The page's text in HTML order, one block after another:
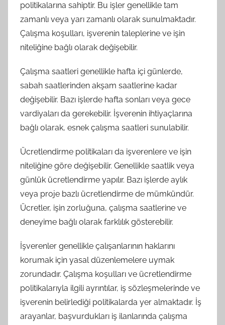
politikalarına sahiptir. Bu işler genellikle tam
zamanlı veya yarı zamanlı olarak sunulmaktadır.
Çalışma koşulları, işverenin taleplerine ve işin
niteliğine bağlı olarak değişebilir.
Çalışma saatleri genellikle hafta içi günlerde,
sabah saatlerinden akşam saatlerine kadar
değişebilir. Bazı işlerde hafta sonları veya gece
vardiyaları da gerekebilir. İşverenin ihtiyaçlarına
bağlı olarak, esnek çalışma saatleri sunulabilir.
Ücretlendirme politikaları da işverenlere ve işin
niteliğine göre değişebilir. Genellikle saatlik veya
günlük ücretlendirme yapılır. Bazı işlerde aylık
veya proje bazlı ücretlendirme de mümkündür.
Ücretler, işin zorluğuna, çalışma saatlerine ve
deneyime bağlı olarak farklılık gösterebilir.
İşverenler genellikle çalışanlarının haklarını
korumak için yasal düzenlemelere uymak
zorundadır. Çalışma koşulları ve ücretlendirme
politikalarıyla ilgili ayrıntılar, iş sözleşmelerinde ve
işverenin belirlediği politikalarda yer almaktadır. İş
arayanlar, başvurdukları iş ilanlarında çalışma